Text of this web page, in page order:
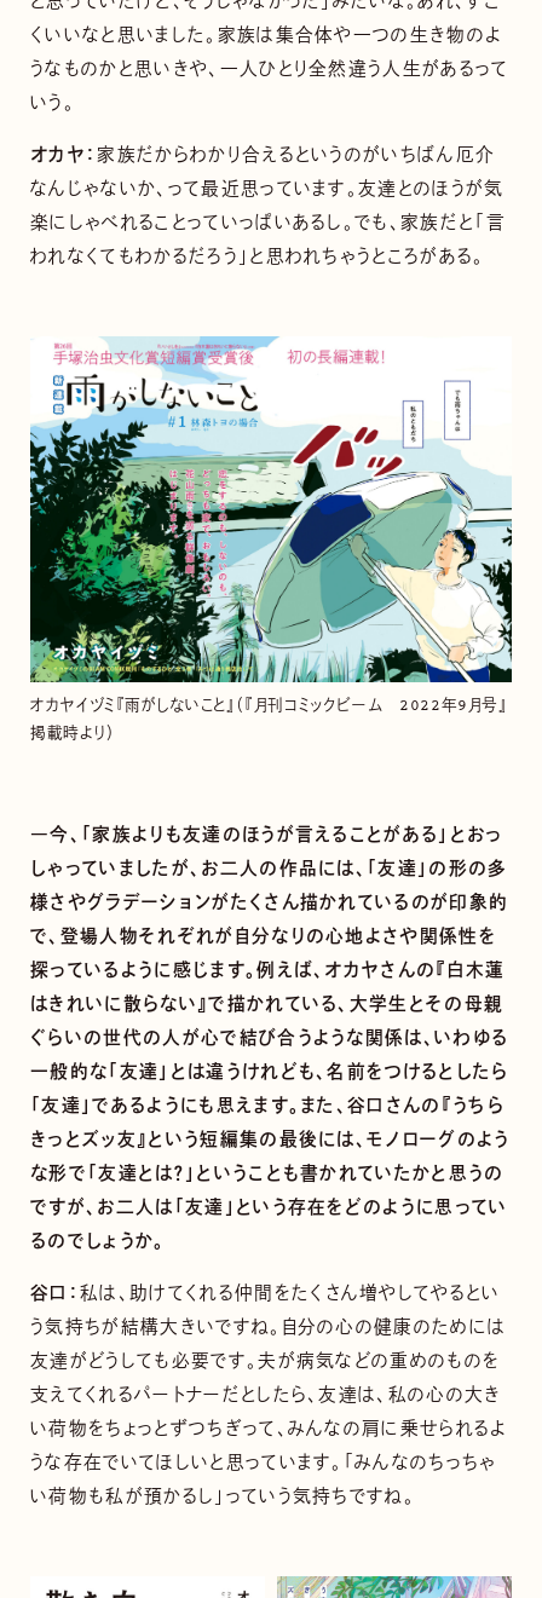
くいいなと思いました。家族は集合体や一つの生き物のよ
うなものかと思いきや、一人ひとり全然違う人生があるって
いう。
オカヤ：家族だからわかり合えるというのがいちばん厄介
なんじゃないか、って最近思っています。友達とのほうが気
楽にしゃべれることっていっぱいあるし。でも、家族だと「言
われなくてもわかるだろう」と思われちゃうところがある。
オカヤイヅミ『雨がしないこと』（『月刊コミックビーム 2022年9月号』
掲載時より）
―今、「家族よりも友達のほうが言えることがある」とおっ
しゃっていましたが、お二人の作品には、「友達」の形の多
様さやグラデーションがたくさん描かれているのが印象的
で、登場人物それぞれが自分なりの心地よさや関係性を
探っているように感じます。例えば、オカヤさんの『白木蓮
はきれいに散らない』で描かれている、大学生とその母親
ぐらいの世代の人が心で結び合うような関係は、いわゆる
一般的な「友達」とは違うけれども、名前をつけるとしたら
「友達」であるようにも思えます。また、谷口さんの『うちら
きっとズッ友』という短編集の最後には、モノローグのよう
な形で「友達とは？」ということも書かれていたかと思うの
ですが、お二人は「友達」という存在をどのように思ってい
るのでしょうか。
谷口：私は、助けてくれる仲間をたくさん増やしてやるとい
う気持ちが結構大きいですね。自分の心の健康のためには
友達がどうしても必要です。夫が病気などの重めのものを
支えてくれるパートナーだとしたら、友達は、私の心の大き
い荷物をちょっとずつちぎって、みんなの肩に乗せられるよ
うな存在でいてほしいと思っています。「みんなのちっちゃ
い荷物も私が預かるし」っていう気持ちですね。